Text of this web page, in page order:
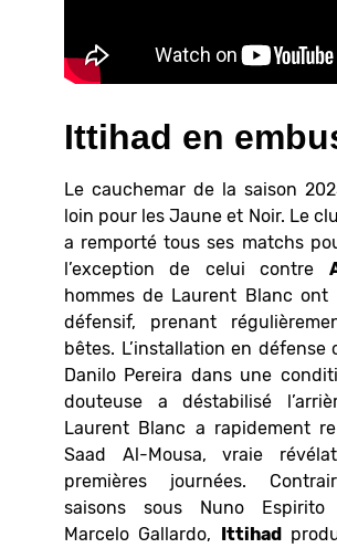
Ittihad en
Le cauchemar de la saison
loin pour les Jaune et Noir. Le
a remporté tous ses matchs
l’exception de celui contre
hommes de Laurent Blanc ont
défensif, prenant
bêtes. L’installation en défense
Danilo Pereira dans une
douteuse a déstabilisé
Laurent Blanc a rapidement
Saad Al-Mousa, vraie
premières journées.
saisons sous Nuno
Marcelo Gallardo, Ittihad